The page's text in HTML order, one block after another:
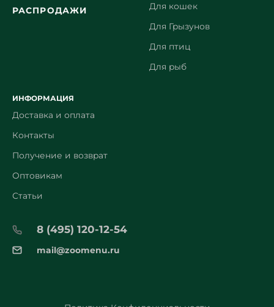
РАСПРОДАЖИ Для кошек
Для Грызунов
Для птиц
Для рыб
ИНФОРМАЦИЯ
Доставка и оплата
Контакты
Получение и возврат
Оптовикам
Статьи
8 (495) 120-12-54
mail@zoomenu.ru